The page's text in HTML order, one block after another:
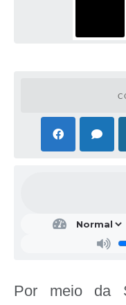
Por meio da